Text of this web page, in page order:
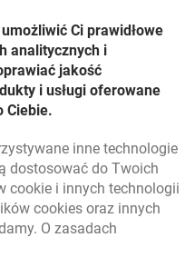
w PLN, którego
Ci prawidłowe
analitycznych i
jakość
i usługi oferowane
Ciebie.
inne technologie
dostosować do Twoich
cookie i innych technologii
cookies oraz innych
O zasadach
nowym oknie